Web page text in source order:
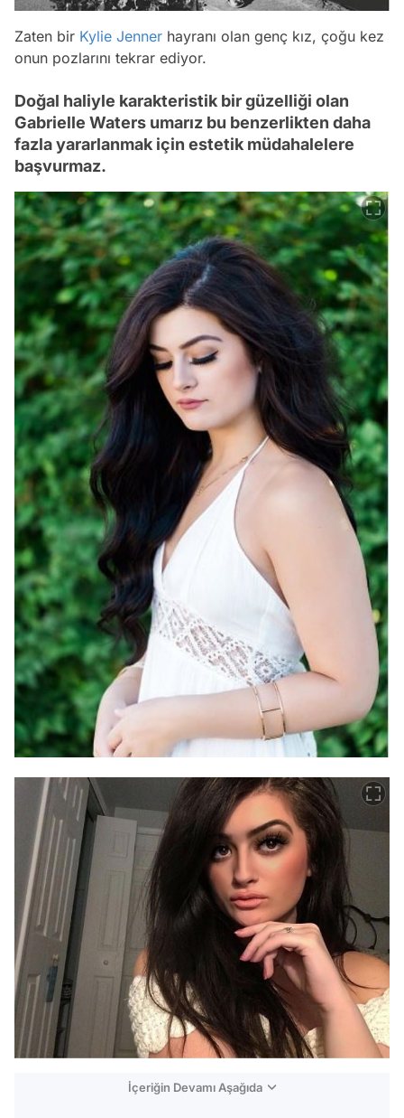
Zaten bir Kylie Jenner hayranı olan genç kız, çoğu kez
onun pozlarını tekrar ediyor.
Doğal haliyle karakteristik bir güzelliği olan
Gabrielle Waters umarız bu benzerlikten daha
fazla yararlanmak için estetik müdahalelere
başvurmaz.
İçeriğin Devamı Aşağıda